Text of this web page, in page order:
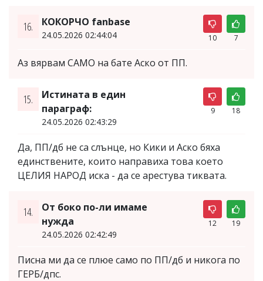
16. КОКОРЧО fanbase
24.05.2026 02:44:04 10 7
Аз вярвам САМО на бате Аско от ПП.
15.
Истината в един
параграф:
24.05.2026 02:43:29
9 18
Да, ПП/дб не са слънце, но Кики и Аско бяха
единствените, които направиха това което
ЦЕЛИЯ НАРОД иска - да се арестува тиквата.
14.
От боко по-ли имаме
нужда
24.05.2026 02:42:49
12 19
Писна ми да се плюе само по ПП/дб и никога по
ГЕРБ/дпс.